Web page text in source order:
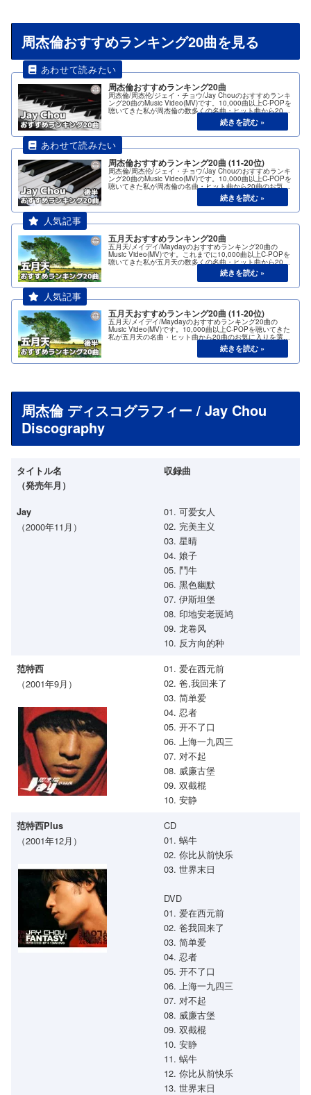
周杰倫おすすめランキング20曲を見る
周杰倫おすすめランキング20曲
周杰倫/周杰伦/ジェイ・チョウ/Jay Chouのおすすめランキ
ング20曲のMusic Video(MV)です。10,000曲以上C-POPを
聴いてきた私が周杰倫の数多くの名曲・ヒット曲から20曲
のお気に入りを選びました。まずはベスト10です。
周杰倫おすすめランキング20曲 (11-20位)
周杰倫/周杰伦/ジェイ・チョウ/Jay Chouのおすすめランキ
ング20曲のMusic Video(MV)です。10,000曲以上C-POPを
聴いてきた私が周杰倫の名曲・ヒット曲から20曲のお気に
入りを選びました。今回は後半の11位から20位です。
五月天おすすめランキング20曲
五月天/メイデイ/Maydayのおすすめランキング20曲の
Music Video(MV)です。これまでに10,000曲以上C-POPを
聴いてきた私が五月天の数多くの名曲・ヒット曲から20曲
のお気に入りを選びました。まずはベスト10です。
五月天おすすめランキング20曲 (11-20位)
五月天/メイデイ/Maydayのおすすめランキング20曲の
Music Video(MV)です。10,000曲以上C-POPを聴いてきた
私が五月天の名曲・ヒット曲から20曲のお気に入りを選び
ました。今回は後半の11位から20位です。
周杰倫 ディスコグラフィー / Jay Chou
Discography
タイトル名
（発売年月）
収録曲
Jay
（2000年11月）
01. 可爱女人
02. 完美主义
03. 星晴
04. 娘子
05. 鬥牛
06. 黑色幽默
07. 伊斯坦堡
08. 印地安老斑鸠
09. 龙卷风
10. 反方向的种
范特西
（2001年9月）
01. 爱在西元前
02. 爸,我回来了
03. 简单爱
04. 忍者
05. 开不了口
06. 上海一九四三
07. 对不起
08. 威廉古堡
09. 双截棍
10. 安静
范特西Plus
（2001年12月）
CD
01. 蜗牛
02. 你比从前快乐
03. 世界末日
DVD
01. 爱在西元前
02. 爸我回来了
03. 简单爱
04. 忍者
05. 开不了口
06. 上海一九四三
07. 对不起
08. 威廉古堡
09. 双截棍
10. 安静
11. 蜗牛
12. 你比从前快乐
13. 世界末日